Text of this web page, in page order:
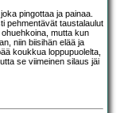
pingottaa ja painaa.
pehmentävät taustalaulut
mutta kun
niin biisihän elää ja
koukkua loppupuolelta,
se viimeinen silaus jäi